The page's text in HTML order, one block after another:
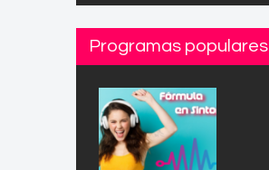
Programas populares